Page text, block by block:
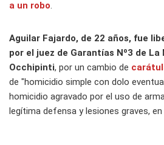
a un robo.
Aguilar Fajardo, de 22 años, fue
por el juez de Garantías Nº3 de La
Occhipinti, por un cambio de
de "homicidio simple con dolo
homicidio agravado por el uso de
legítima defensa y lesiones graves,